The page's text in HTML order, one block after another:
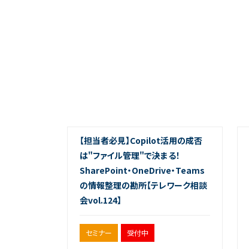
【担当者必見】Copilot活用の成否
は"ファイル管理"で決まる！
SharePoint・OneDrive・Teams
の情報整理の勘所【テレワーク相談
会vol.124】
セミナー 受付中